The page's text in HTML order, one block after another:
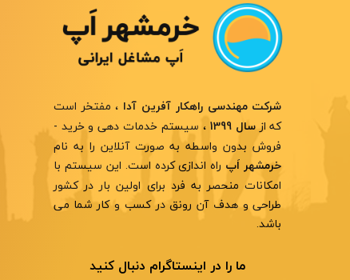
شرکت مهندسی راهکار آفرین آدا ، مفتخر است
که ازسال 1399
، سیستم خدمات دهی و خرید -
فروش بدون واسطه به صورت آنلاین را به نام
خرمشهر اَپ راه اندازی کرده است. این سیستم با
امکانات منحصر به فرد برای اولین بار در کشور
طراحی و هدف آن رونق در کسب و کار شما می
باشد.
ما را در اینستاگرام دنبال کنید